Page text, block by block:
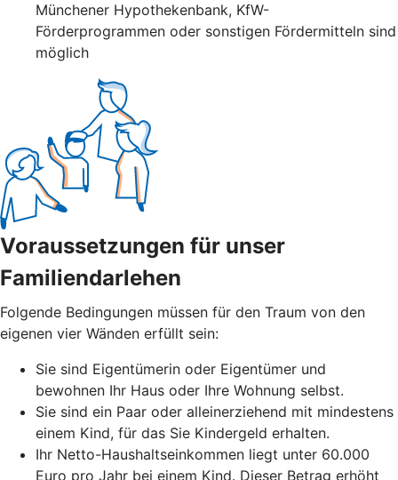
Münchener Hypothekenbank, KfW-
Förderprogrammen oder sonstigen Fördermitteln sind
möglich
Voraussetzungen für unser
Familiendarlehen
Folgende Bedingungen müssen für den Traum von den
eigenen vier Wänden erfüllt sein:
Sie sind Eigentümerin oder Eigentümer und
bewohnen Ihr Haus oder Ihre Wohnung selbst.
Sie sind ein Paar oder alleinerziehend mit mindestens
einem Kind, für das Sie Kindergeld erhalten.
Ihr Netto-Haushaltseinkommen liegt unter 60.000
Euro pro Jahr bei einem Kind. Dieser Betrag erhöht